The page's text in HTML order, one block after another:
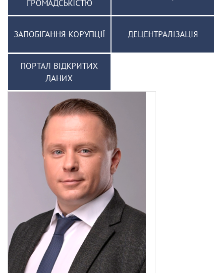
ГРОМАДСЬКІСТЮ
ЗАПОБІГАННЯ КОРУПЦІЇ ДЕЦЕНТРАЛІЗАЦІЯ
ПОРТАЛ ВІДКРИТИХ
ДАНИХ